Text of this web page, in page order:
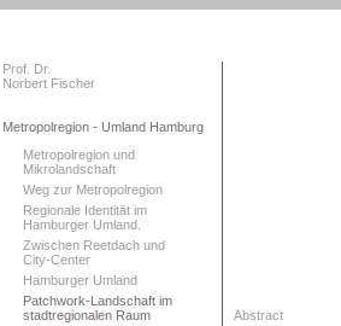
Prof. Dr.
Norbert Fischer
Metropolregion - Umland Hamburg
Metropolregion und
Mikrolandschaft
Weg zur Metropolregion
Regionale Identität im
Hamburger Umland.
Zwischen Reetdach und
City-Center
Hamburger Umland
Patchwork-Landschaft im
stadtregionalen Raum
Abstract